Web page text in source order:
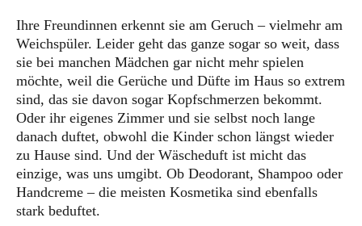
Ihre Freundinnen erkennt sie am Geruch – vielmehr am
Weichspüler. Leider geht das ganze sogar so weit, dass
sie bei manchen Mädchen gar nicht mehr spielen
möchte, weil die Gerüche und Düfte im Haus so extrem
sind, das sie davon sogar Kopfschmerzen bekommt.
Oder ihr eigenes Zimmer und sie selbst noch lange
danach duftet, obwohl die Kinder schon längst wieder
zu Hause sind. Und der Wäscheduft ist micht das
einzige, was uns umgibt. Ob Deodorant, Shampoo oder
Handcreme – die meisten Kosmetika sind ebenfalls
stark beduftet.